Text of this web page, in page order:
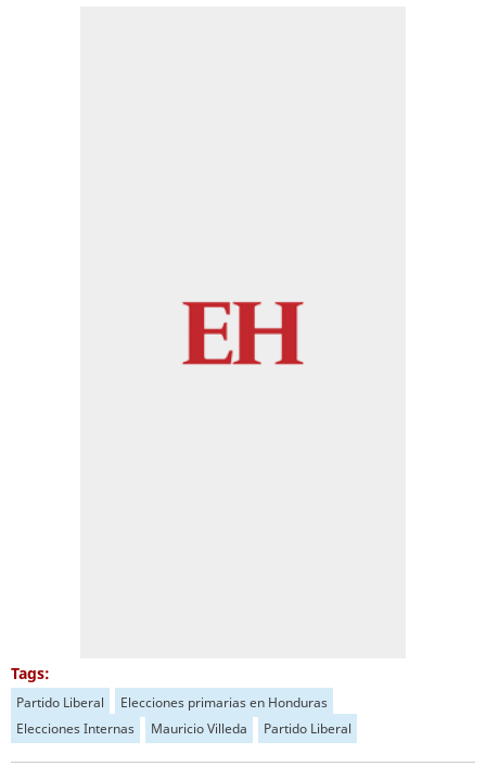
Tags:
Partido Liberal
Elecciones primarias en Honduras
Elecciones Internas
Mauricio Villeda Partido Liberal